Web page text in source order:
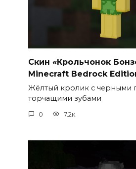
Скин «Крольчонок
Minecraft Bedrock
Жёлтый кролик с черными
торчащими зубами
0 7.2к.